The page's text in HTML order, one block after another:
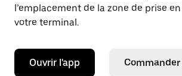
l’emplacement de la zone de prise
votre terminal.
Ouvrir l'app